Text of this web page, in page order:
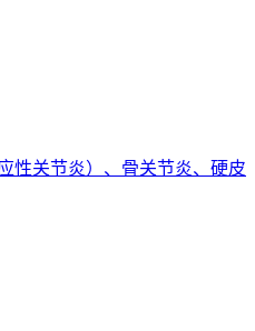
性关节炎）、骨关节炎、硬皮